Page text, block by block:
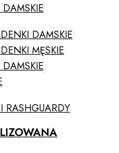
DAMSKIE
DAMSKIE
MĘSKIE
DAMSKIE
RASHGUARDY